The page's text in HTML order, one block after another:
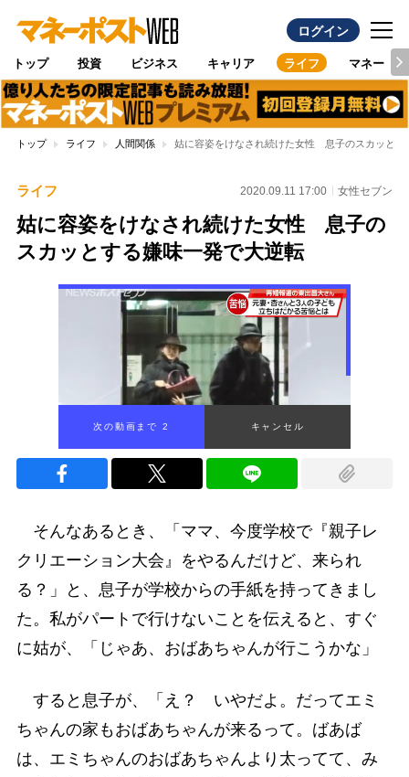
ログイン
トップ 投資 ビジネス キャリア ライフ マネー
トップ ライフ 人間関係 姑に容姿をけなされ続けた女性 息子のスカッとす
ライフ 2020.09.11 17:00 女性セブン
姑に容姿をけなされ続けた女性 息子の
スカッとする嫌味一発で大逆転
次の動画まで 1 キャンセル
そんなあるとき、「ママ、今度学校で『親子レ
クリエーション大会』をやるんだけど、来られ
る？」と、息子が学校からの手紙を持ってきまし
た。私がパートで行けないことを伝えると、すぐ
に姑が、「じゃあ、おばあちゃんが行こうかな」
すると息子が、「え？ いやだよ。だってエミ
ちゃんの家もおばあちゃんが来るって。ばあば
は、エミちゃんのおばあちゃんより太ってて、み